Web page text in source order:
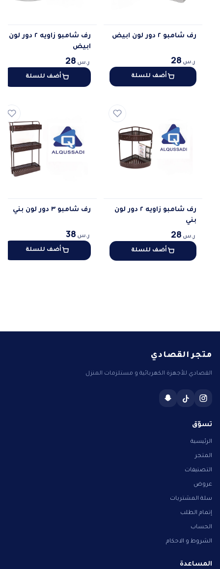
رف شامبو ٢ دور لون ابيض
ر.س 28
أضف للسلة
رف شامبو زاويه ٢ دور لون
ابيض
ر.س 28
أضف للسلة
رف شامبو زاويه ٢ دور لون
بني
ر.س 28
أضف للسلة
رف شامبو ٣ دور لون بني
ر.س 38
أضف للسلة
متجر القصادي
القصادي للأجهزة الكهربائية و مستلزمات المنزل
تسوّق
الرئيسية
المتجر
التصنيفات
عروض
سلة المشتريات
إتمام الطلب
الحساب
الشروط و الاحكام
المساعدة